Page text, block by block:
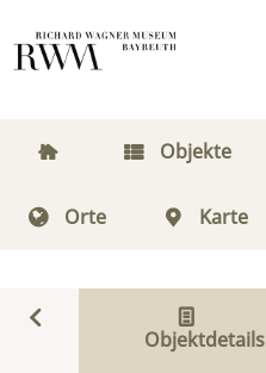
Objekte
Orte Karte
Objektdetails